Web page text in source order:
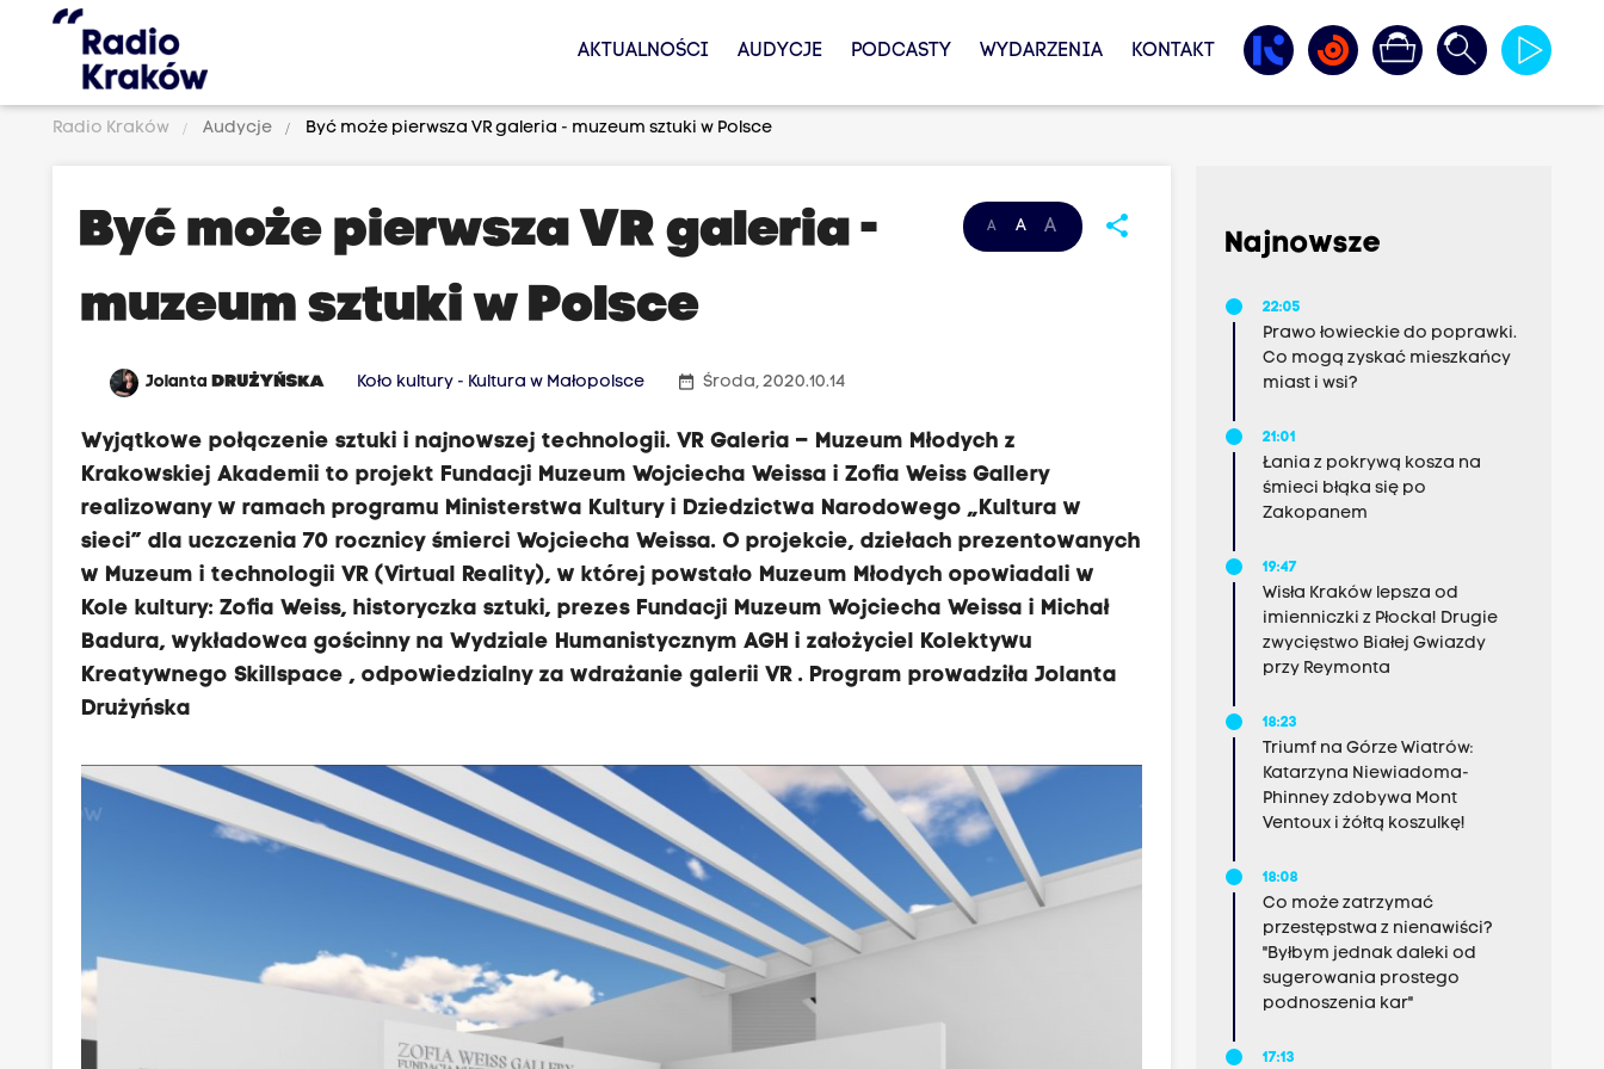
AKTUALNOŚCI AUDYCJE PODCASTY WYDARZENIA KONTAKT
Radio Kraków Audycje Być może pierwsza VR galeria - muzeum sztuki w Polsce
A A A share
Być może pierwsza VR galeria -
muzeum sztuki w Polsce
JolantaDRUŻYŃSKA Koło kultury - Kultura w Małopolsce date_range Środa, 2020.10.14
Wyjątkowe połączenie sztuki i najnowszej technologii. VR Galeria – Muzeum Młodych z
Krakowskiej Akademii to projekt Fundacji Muzeum Wojciecha Weissa i Zofia Weiss Gallery
realizowany w ramach programu Ministerstwa Kultury i Dziedzictwa Narodowego „Kultura w
sieci” dla uczczenia 70 rocznicy śmierci Wojciecha Weissa. O projekcie, dziełach prezentowanych
w Muzeum i technologii VR (Virtual Reality), w której powstało Muzeum Młodych opowiadali w
Kole kultury: Zofia Weiss, historyczka sztuki, prezes Fundacji Muzeum Wojciecha Weissa i Michał
Badura, wykładowca gościnny na Wydziale Humanistycznym AGH i założyciel Kolektywu
Kreatywnego Skillspace , odpowiedzialny za wdrażanie galerii VR . Program prowadziła Jolanta
Drużyńska
Najnowsze
22:05
Prawo łowieckie do poprawki.
Co mogą zyskać mieszkańcy
miast i wsi?
21:01
Łania z pokrywą kosza na
śmieci błąka się po
Zakopanem
19:47
Wisła Kraków lepsza od
imienniczki z Płocka! Drugie
zwycięstwo Białej Gwiazdy
przy Reymonta
18:23
Triumf na Górze Wiatrów:
Katarzyna Niewiadoma-
Phinney zdobywa Mont
Ventoux i żółtą koszulkę!
18:08
Co może zatrzymać
przestępstwa z nienawiści?
"Byłbym jednak daleki od
sugerowania prostego
podnoszenia kar"
17:13